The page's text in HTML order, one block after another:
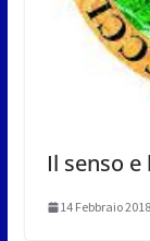
Il senso
14 Febbraio 2018